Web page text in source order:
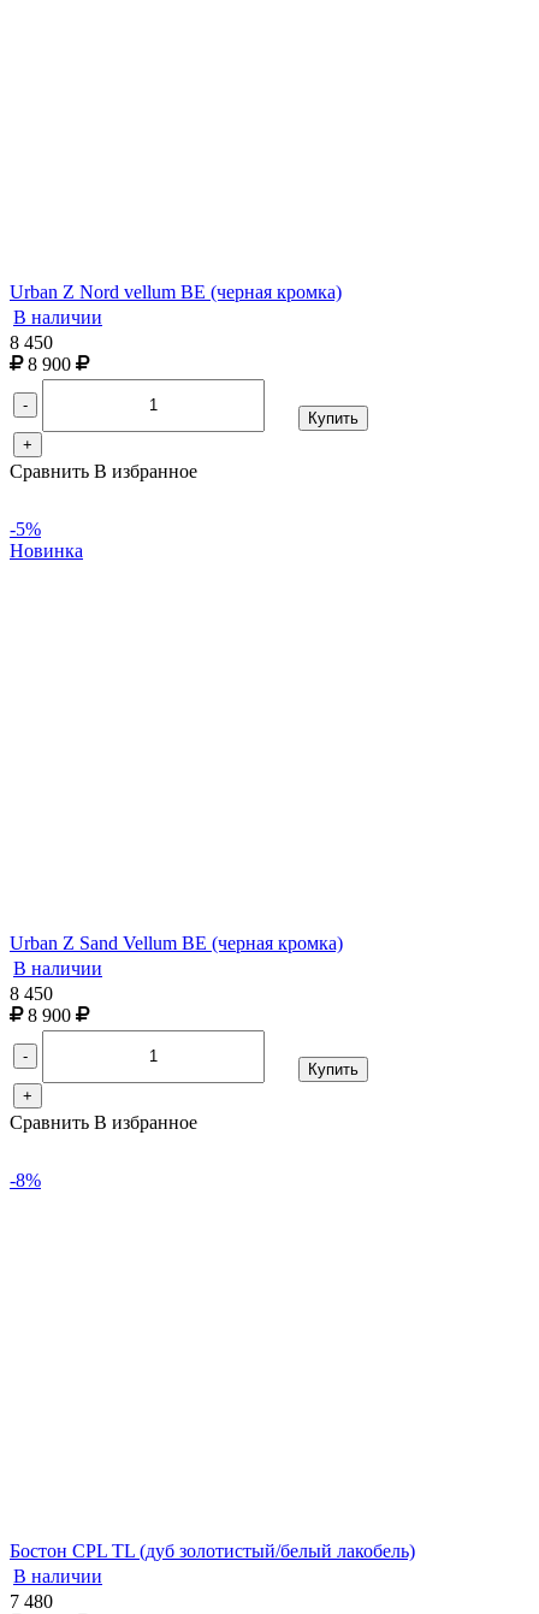
Urban Z Nord vellum BE (черная кромка)
В наличии
8 450
8 900
-
+
Купить
Сравнить В избранное
-5%
Новинка
Urban Z Sand Vellum BE (черная кромка)
В наличии
8 450
8 900
-
+
Купить
Сравнить В избранное
-8%
Бостон CPL TL (дуб золотистый/белый лакобель)
В наличии
7 480